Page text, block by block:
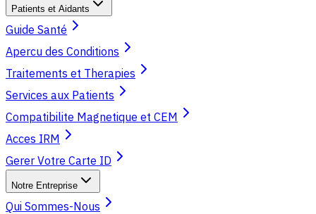
Patients et Aidants
Guide Santé
Apercu des Conditions
Traitements et Therapies
Services aux Patients
Compatibilite Magnetique et CEM
Acces IRM
Gerer Votre Carte ID
Notre Entreprise
Qui Sommes-Nous